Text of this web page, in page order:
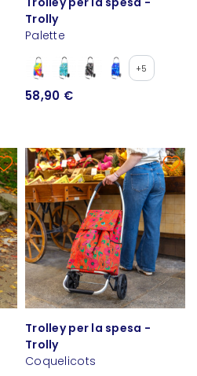
Trolly
Palette
+5
58,90 €
Trolley per la spesa -
Trolly
Coquelicots